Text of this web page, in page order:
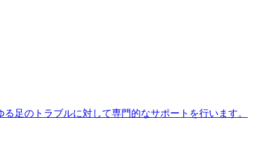
足のトラブルに対して専門的なサポートを行います。